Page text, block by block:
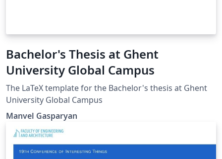
Bachelor's Thesis at Ghent
University Global Campus
The LaTeX template for the Bachelor's thesis at Ghent
University Global Campus
Manvel Gasparyan